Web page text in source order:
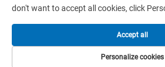
Technology (Taizhou) Co., Ltd -
Política
don't want to accept all cookies, click
Personalize cookies
Accept all